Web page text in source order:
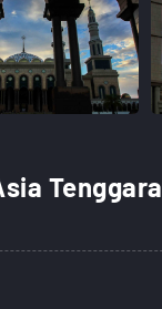
Tenggara